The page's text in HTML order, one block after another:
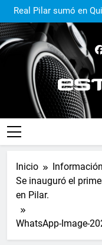
Real Pilar sumó en
Murió Jorge
El Municipio
El Municipio sigue
Real Pilar sumó en
Murió Jorge
FM
Inicio
Información
Se inauguró el
en Pilar.
WhatsApp-Image-